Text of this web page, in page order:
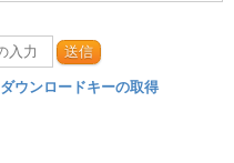
送信
ダウンロードキーの取得